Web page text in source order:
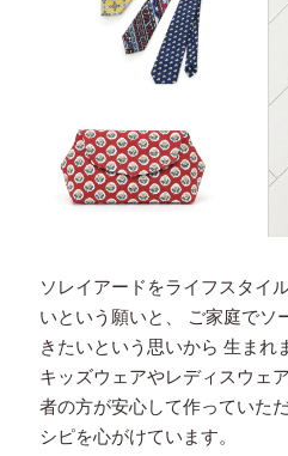
ソレイアードをライフスタイ
いという願いと、
ご家庭でソ
きたいという思いから 生まれ
キッズウェアやレディスウェ
者の方が安心して作っていた
シピを心がけています。